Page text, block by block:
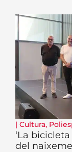
| Cultura,
‘La
del